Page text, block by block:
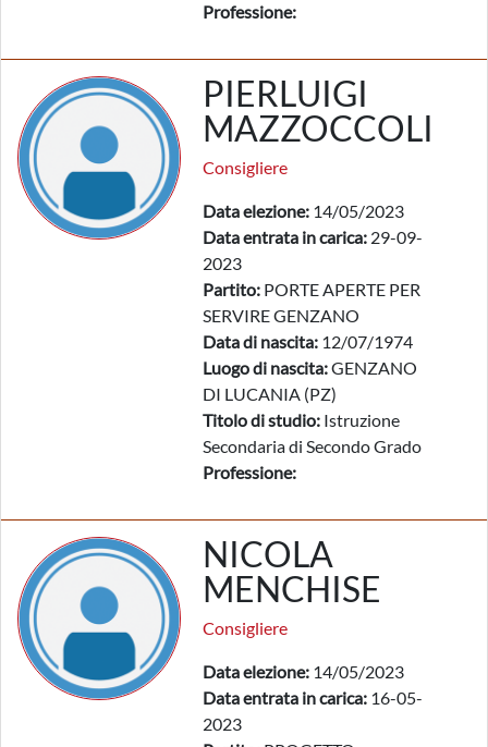
Professione:
PIERLUIGI
MAZZOCCOLI
Consigliere
Data elezione: 14/05/2023
Data entrata in carica: 29-09-
2023
Partito: PORTE APERTE PER
SERVIRE GENZANO
Data di nascita: 12/07/1974
Luogo di nascita:GENZANO
DI LUCANIA (PZ)
Titolo di studio: Istruzione
Secondaria di Secondo Grado
Professione:
NICOLA
MENCHISE
Consigliere
Data elezione: 14/05/2023
Data entrata in carica: 16-05-
2023